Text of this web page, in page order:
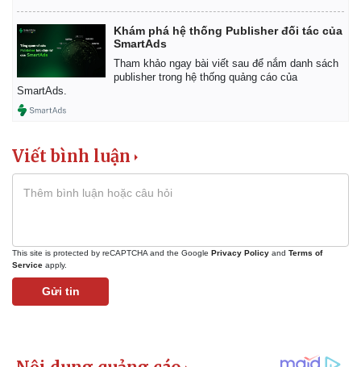
Khám phá hệ thống Publisher đối tác của
SmartAds
Tham khảo ngay bài viết sau để nắm danh sách
publisher trong hệ thống quảng cáo của
SmartAds.
Viết bình luận
This site is protected by reCAPTCHA and the Google Privacy Policy and Terms of
Service apply.
Gửi tin